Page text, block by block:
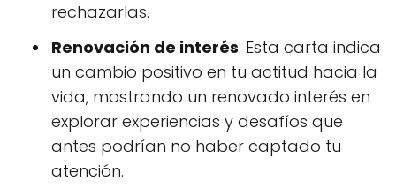
rechazarlas.
Renovación de interés: Esta carta indica
un cambio positivo en tu actitud hacia la
vida, mostrando un renovado interés en
explorar experiencias y desafíos que
antes podrían no haber captado tu
atención.